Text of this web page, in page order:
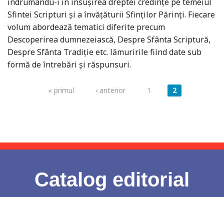
Sfintei Scripturi şi a învăţăturii Sfinţilor Părinţi. Fiecare
volum abordează tematici diferite precum
Descoperirea dumnezeiască, Despre Sfânta Scriptură,
Despre Sfânta Tradiţie etc. lămuririle fiind date sub
formă de întrebări şi răspunsuri.
« primul ‹ anterior 1 2
Catalog editorial